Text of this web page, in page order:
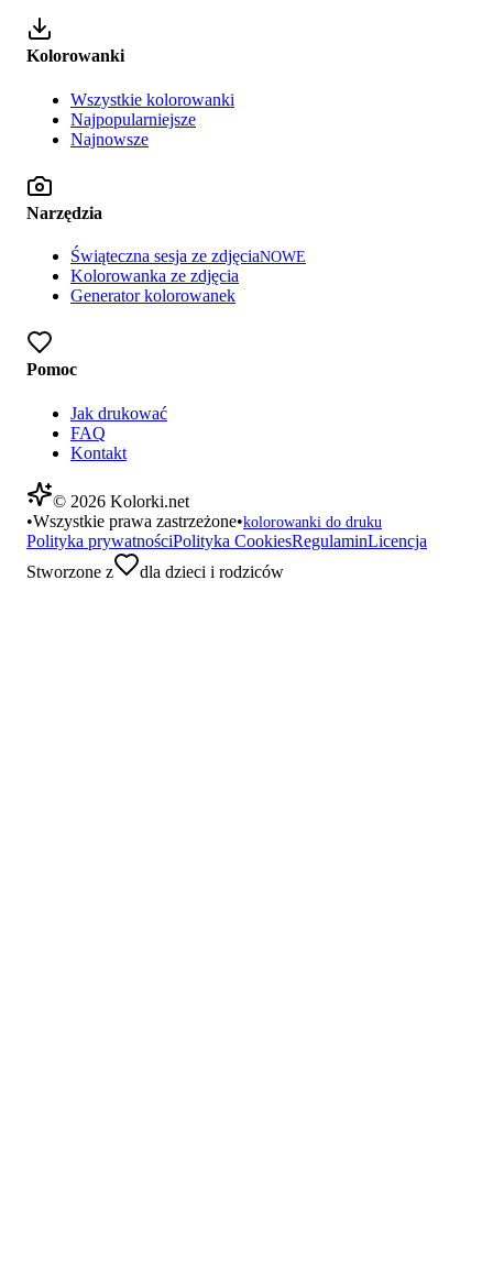
Kolorowanki
Wszystkie kolorowanki
Najpopularniejsze
Najnowsze
Narzędzia
Świąteczna sesja ze zdjęciaNOWE
Kolorowanka ze zdjęcia
Generator kolorowanek
Pomoc
Jak drukować
FAQ
Kontakt
© 2026 Kolorki.net
•Wszystkie prawa zastrzeżone•kolorowanki do druku
Polityka prywatnościPolityka CookiesRegulaminLicencja
Stworzone z
dla dzieci i rodziców